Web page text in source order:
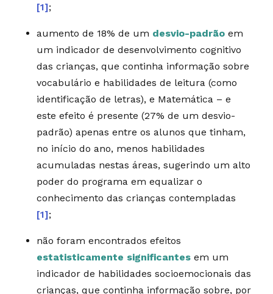
[1];
aumento de 18% de um desvio-padrãoem
um indicador de desenvolvimento cognitivo
das crianças, que continha informação sobre
vocabulário e habilidades de leitura (como
identificação de letras), e Matemática – e
este efeito é presente (27% de um desvio-
padrão) apenas entre os alunos que tinham,
no início do ano, menos habilidades
acumuladas nestas áreas, sugerindo um alto
poder do programa em equalizar o
conhecimento das crianças contempladas
[1];
não foram encontrados efeitos
estatisticamente significantesem um
indicador de habilidades socioemocionais das
crianças, que continha informação sobre, por